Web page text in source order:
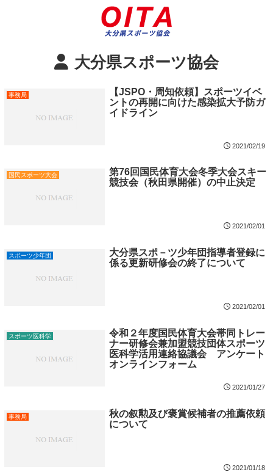
大分県スポーツ協会
事務局
【JSPO・周知依頼】スポーツイベ
ントの再開に向けた感染拡大予防ガ
イドライン
2021/02/19
国民スポーツ大会
第76回国民体育大会冬季大会スキー
競技会（秋田県開催）の中止決定
2021/02/01
スポーツ少年団
大分県スポ－ツ少年団指導者登録に
係る更新研修会の終了について
2021/02/01
スポーツ医科学
令和２年度国民体育大会帯同トレー
ナー研修会兼加盟競技団体スポーツ
医科学活用連絡協議会 アンケート
オンラインフォーム
2021/01/27
事務局
秋の叙勲及び褒賞候補者の推薦依頼
について
2021/01/18